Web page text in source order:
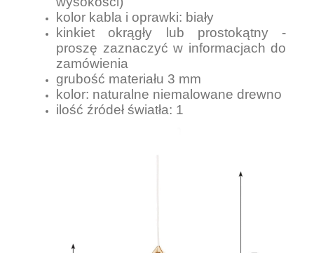
kolor kabla i oprawki: biały
kinkiet okrągły lub prostokątny -
proszę zaznaczyć w informacjach do
zamówienia
grubość materiału 3 mm
kolor: naturalne niemalowane drewno
ilość źródeł światła: 1